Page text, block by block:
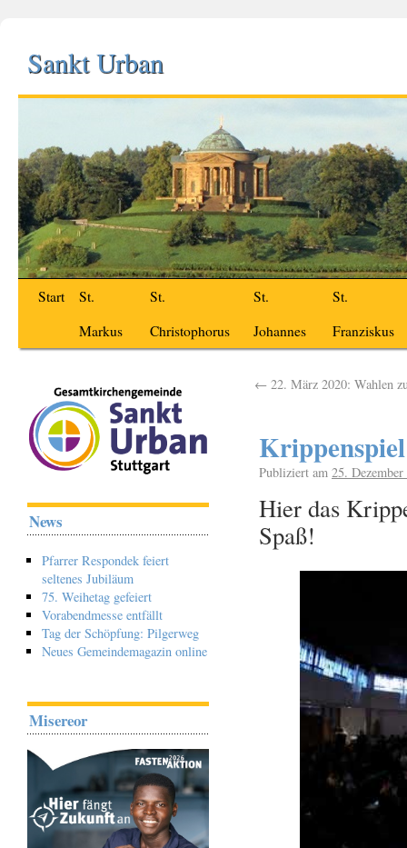
Sankt Urban
Start
St.
Markus
St.
Christophorus
St.
Johannes
St.
Franziskus
← 22. März 2020: Wahlen
Publiziert am 25. Dezember
Hier das
Spaß!
News
Pfarrer Respondek feiert
seltenes Jubiläum
75. Weihetag gefeiert
Vorabendmesse entfällt
Tag der Schöpfung: Pilgerweg
Neues Gemeindemagazin online
Misereor